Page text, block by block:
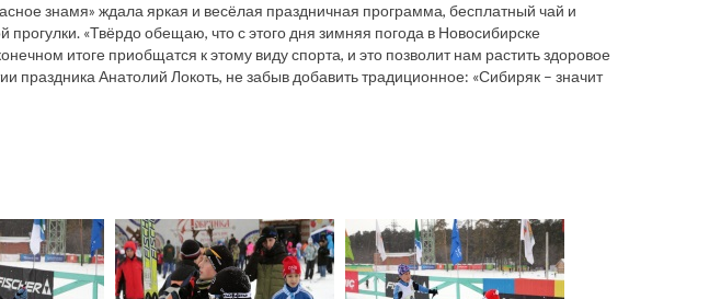
знамя» ждала яркая и весёлая праздничная программа, бесплатный чай и
«Твёрдо обещаю, что с этого дня зимняя погода в Новосибирске
итоге приобщатся к этому виду спорта, и это позволит нам растить здоровое
праздника Анатолий Локоть, не забыв добавить традиционное: «Сибиряк – значит